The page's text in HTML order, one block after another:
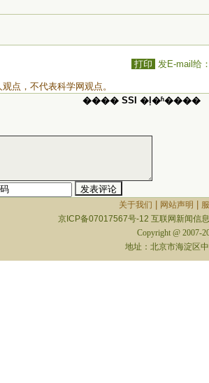
打印 发E-mail给
点，不代表科学网观点。
���� SSI �ļ�ʱ����
关于我们 | 网站声明 |
京ICP备07017567号-12 互联网新闻信
Copyright @ 2007-
地址：北京市海淀区